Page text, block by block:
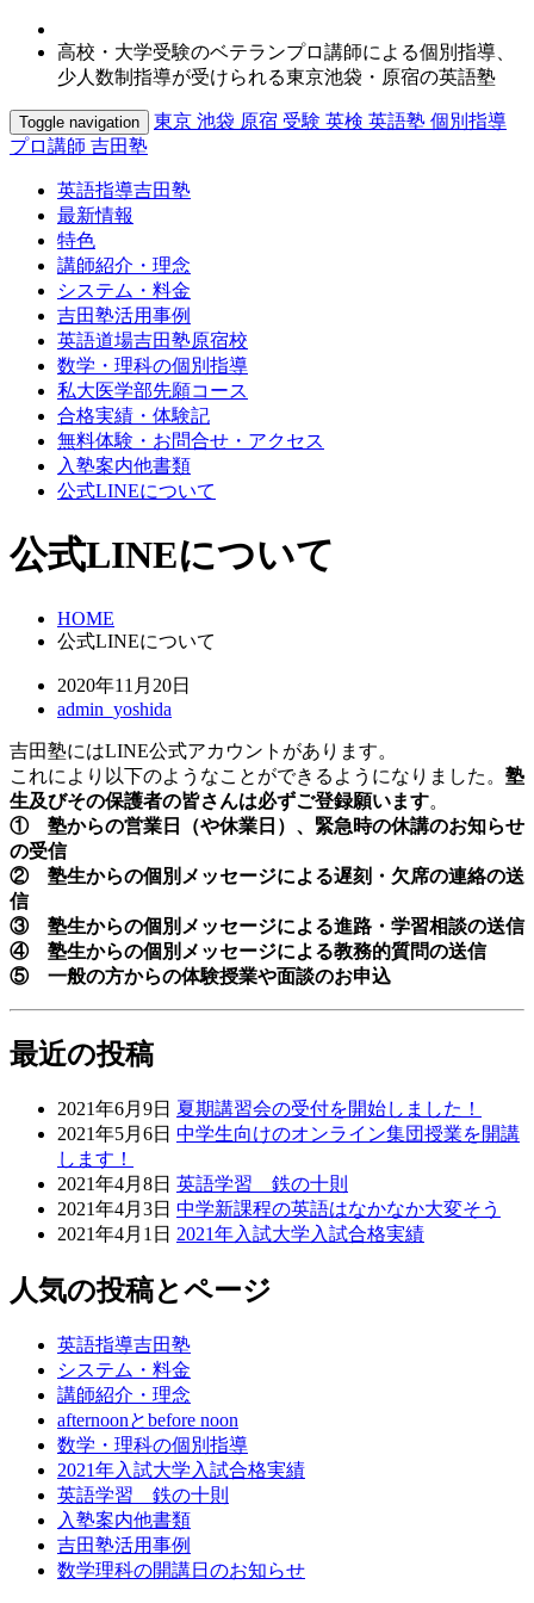
高校・大学受験のベテランプロ講師による個別指導、
少人数制指導が受けられる東京池袋・原宿の英語塾
Toggle navigation
東京 池袋 原宿 受験 英検 英語塾 個別指導
プロ講師 吉田塾
英語指導吉田塾
最新情報
特色
講師紹介・理念
システム・料金
吉田塾活用事例
英語道場吉田塾原宿校
数学・理科の個別指導
私大医学部先願コース
合格実績・体験記
無料体験・お問合せ・アクセス
入塾案内他書類
公式LINEについて
公式LINEについて
HOME
公式LINEについて
2020年11月20日
admin_yoshida
吉田塾にはLINE公式アカウントがあります。
これにより以下のようなことができるようになりました。 塾
生及びその保護者の皆さんは必ずご登録願います。
① 塾からの営業日（や休業日）、緊急時の休講のお知らせ
の受信
② 塾生からの個別メッセージによる遅刻・欠席の連絡の送
信
③ 塾生からの個別メッセージによる進路・学習相談の送信
④ 塾生からの個別メッセージによる教務的質問の送信
⑤ 一般の方からの体験授業や面談のお申込
最近の投稿
2021年6月9日 夏期講習会の受付を開始しました！
2021年5月6日 中学生向けのオンライン集団授業を開講
します！
2021年4月8日 英語学習 鉄の十則
2021年4月3日 中学新課程の英語はなかなか大変そう
2021年4月1日 2021年入試大学入試合格実績
人気の投稿とページ
英語指導吉田塾
システム・料金
講師紹介・理念
afternoonとbefore noon
数学・理科の個別指導
2021年入試大学入試合格実績
英語学習 鉄の十則
入塾案内他書類
吉田塾活用事例
数学理科の開講日のお知らせ